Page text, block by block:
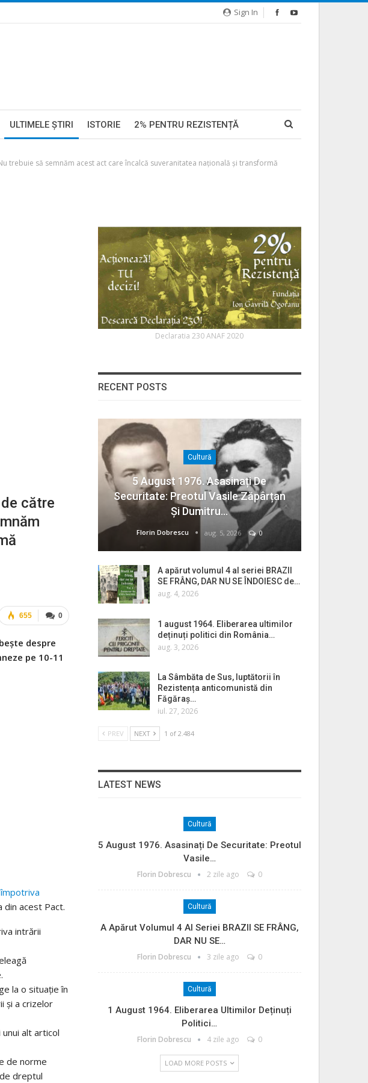
Sign In
ULTIMELE ŞTIRI ISTORIE 2% PENTRU REZISTENȚĂ
trebuie să semnăm acest act care încalcă suveranitatea națională și transformă
către
0
655
despre
pe 10-11
din acest Pact.
intrării
la o situație în
și a crizelor
alt articol
de norme
dreptul
Declaratia 230 ANAF 2020
RECENT POSTS
Cultură
5 August 1976. Asasinați De
Securitate: Preotul Vasile Zăpârțan
Și Dumitru…
Florin Dobrescu aug. 5, 2026 0
A apărut volumul 4 al seriei BRAZII
SE FRÂNG, DAR NU SE ÎNDOIESC de…
aug. 4, 2026
1 august 1964. Eliberarea ultimilor
deținuți politici din România…
aug. 3, 2026
La Sâmbăta de Sus, luptătorii în
Rezistența anticomunistă din
Făgăraș…
iul. 27, 2026
PREV NEXT 1 of 2.484
LATEST NEWS
Cultură
5 August 1976. Asasinați De Securitate: Preotul
Vasile…
Florin Dobrescu 2 zile ago 0
Cultură
A Apărut Volumul 4 Al Seriei BRAZII SE FRÂNG,
DAR NU SE…
Florin Dobrescu 3 zile ago 0
Cultură
1 August 1964. Eliberarea Ultimilor Deținuți
Politici…
Florin Dobrescu 4 zile ago 0
LOAD MORE POSTS